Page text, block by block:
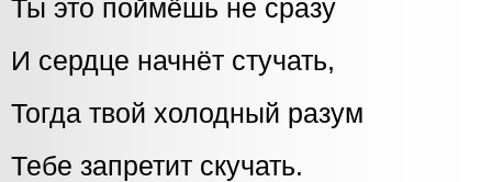
Ты это поймёшь не сразу
И сердце начнёт стучать,
Тогда твой холодный разум
Тебе запретит скучать.